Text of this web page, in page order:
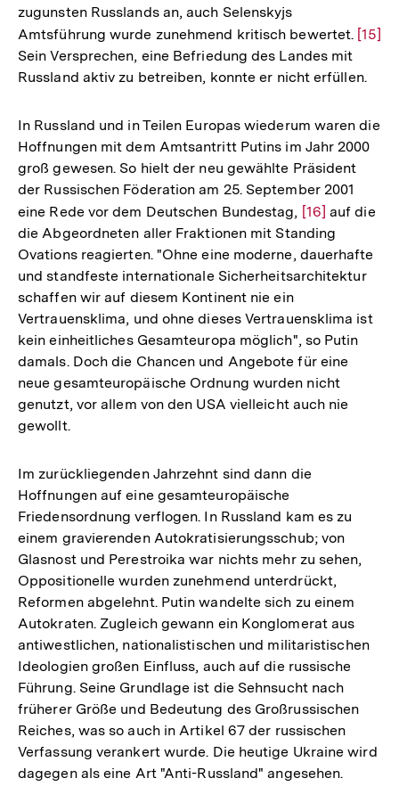
zugunsten Russlands an, auch Selenskyjs
Amtsführung wurde zunehmend kritisch bewertet. Zur
der
[15]
Sein Versprechen, eine Befriedung des Landes mit
Russland aktiv zu betreiben, konnte er nicht erfüllen.
In Russland und in Teilen Europas wiederum waren die
Hoffnungen mit dem Amtsantritt Putins im Jahr 2000
groß gewesen. So hielt der neu gewählte Präsident
der Russischen Föderation am 25. September 2001
eine Rede vor dem Deutschen Bundestag, Zur
Auflösung
der
Fußnote
[16] auf die
die Abgeordneten aller Fraktionen mit Standing
Ovations reagierten. "Ohne eine moderne, dauerhafte
und standfeste internationale Sicherheitsarchitektur
schaffen wir auf diesem Kontinent nie ein
Vertrauensklima, und ohne dieses Vertrauensklima ist
kein einheitliches Gesamteuropa möglich", so Putin
damals. Doch die Chancen und Angebote für eine
neue gesamteuropäische Ordnung wurden nicht
genutzt, vor allem von den USA vielleicht auch nie
gewollt.
Im zurückliegenden Jahrzehnt sind dann die
Hoffnungen auf eine gesamteuropäische
Friedensordnung verflogen. In Russland kam es zu
einem gravierenden Autokratisierungsschub; von
Glasnost und Perestroika war nichts mehr zu sehen,
Oppositionelle wurden zunehmend unterdrückt,
Reformen abgelehnt. Putin wandelte sich zu einem
Autokraten. Zugleich gewann ein Konglomerat aus
antiwestlichen, nationalistischen und militaristischen
Ideologien großen Einfluss, auch auf die russische
Führung. Seine Grundlage ist die Sehnsucht nach
früherer Größe und Bedeutung des Großrussischen
Reiches, was so auch in Artikel 67 der russischen
Verfassung verankert wurde. Die heutige Ukraine wird
dagegen als eine Art "Anti-Russland" angesehen.